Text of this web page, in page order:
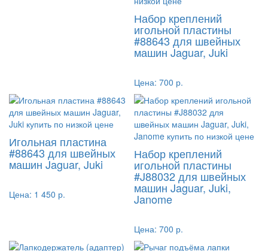
Набор креплений
игольной пластины
#88643 для швейных
машин Jaguar, Juki
Цена: 700 р.
Игольная пластина
#88643 для швейных
машин Jaguar, Juki
Цена: 1 450 р.
Набор креплений
игольной пластины
#J88032 для швейных
машин Jaguar, Juki,
Janome
Цена: 700 р.